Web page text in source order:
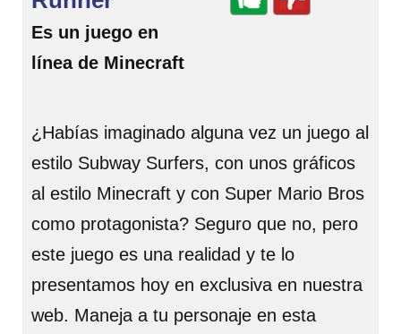
Es un juego en
línea de Minecraft
¿Habías imaginado alguna vez un juego al
estilo Subway Surfers, con unos gráficos
al estilo Minecraft y con Super Mario Bros
como protagonista? Seguro que no, pero
este juego es una realidad y te lo
presentamos hoy en exclusiva en nuestra
web. Maneja a tu personaje en esta